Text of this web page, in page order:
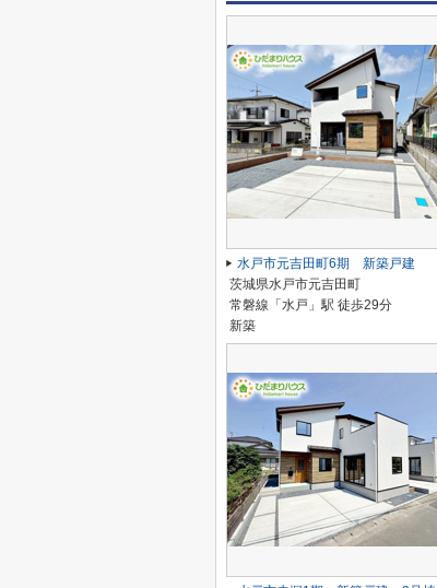
水戸市元吉田町6期 新築戸建
茨城県水戸市元吉田町
常磐線「水戸」駅 徒歩29分
新築